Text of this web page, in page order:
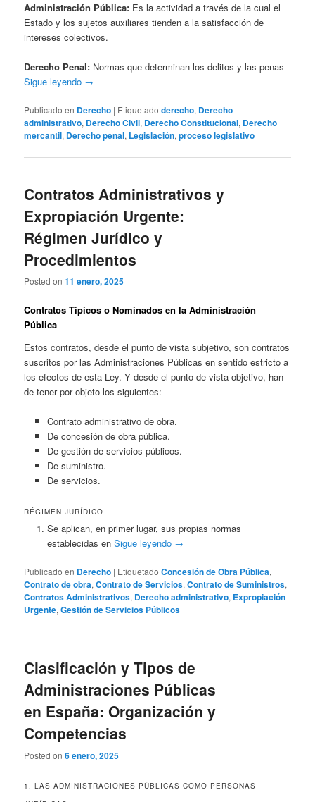
Administración Pública: Es la actividad a través de la cual el
Estado y los sujetos auxiliares tienden a la satisfacción de
intereses colectivos.
Derecho Penal: Normas que determinan los delitos y las penas
Sigue leyendo →
Publicado en Derecho | Etiquetado derecho, Derecho
administrativo, Derecho Civil, Derecho Constitucional, Derecho
mercantil, Derecho penal, Legislación,proceso legislativo
Contratos Administrativos y
Expropiación Urgente:
Régimen Jurídico y
Procedimientos
Posted on11 enero, 2025
Contratos Típicos o Nominados en la Administración
Pública
Estos contratos, desde el punto de vista subjetivo, son contratos
suscritos por las Administraciones Públicas en sentido estricto a
los efectos de esta Ley. Y desde el punto de vista objetivo, han
de tener por objeto los siguientes:
Contrato administrativo de obra.
De concesión de obra pública.
De gestión de servicios públicos.
De suministro.
De servicios.
RÉGIMEN JURÍDICO
Se aplican, en primer lugar, sus propias normas
establecidas en Sigue leyendo →
Publicado en Derecho | Etiquetado Concesión de Obra Pública,
Contrato de obra,Contrato de Servicios,Contrato de Suministros,
Contratos Administrativos, Derecho administrativo, Expropiación
Urgente,Gestión de Servicios Públicos
Clasificación y Tipos de
Administraciones Públicas
en España: Organización y
Competencias
Posted on6 enero, 2025
1. LAS ADMINISTRACIONES PÚBLICAS COMO PERSONAS